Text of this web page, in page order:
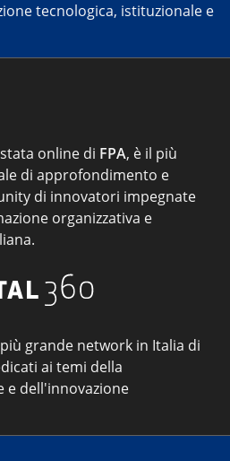
tecnologica, istituzionale e
online di FPA, è il più
di approfondimento e
di innovatori impegnate
organizzativa e
grande network in Italia di
ai temi della
e dell'innovazione